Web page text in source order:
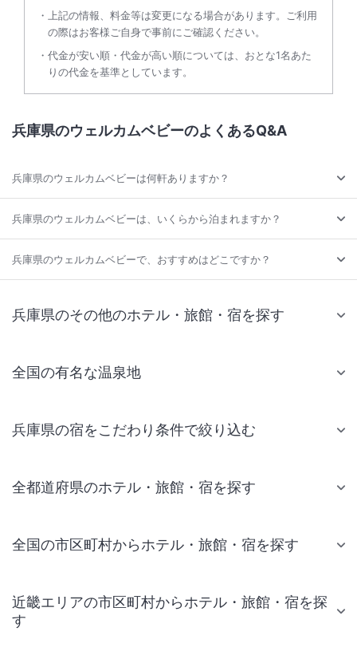
上記の情報、料金等は変更になる場合があります。ご利用
の際はお客様ご自身で事前にご確認ください。
代金が安い順・代金が高い順については、おとな1名あた
りの代金を基準としています。
兵庫県のウェルカムベビーのよくあるQ&A
兵庫県のウェルカムベビーは何軒ありますか？
兵庫県のウェルカムベビーは、いくらから泊まれますか？
兵庫県のウェルカムベビーで、おすすめはどこですか？
兵庫県のその他のホテル・旅館・宿を探す
全国の有名な温泉地
兵庫県の宿をこだわり条件で絞り込む
全都道府県のホテル・旅館・宿を探す
全国の市区町村からホテル・旅館・宿を探す
近畿エリアの市区町村からホテル・旅館・宿を探
す